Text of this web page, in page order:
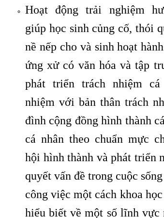
Hoạt động trải nghiệm
giúp học sinh củng cố, thói
nề nếp cho và sinh hoạt
ứng xử có văn hóa và tập
phát triển trách nhiệm cá
nhiệm với bản thân trách
đình cộng đồng hình thành
cá nhân theo chuẩn mực
hội hình thành và phát triển
quyết vấn đề trong cuộc
công việc một cách khoa
hiểu biết về một số lĩnh vực